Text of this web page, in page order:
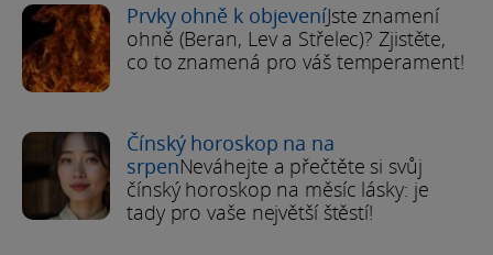
Prvky ohně k objeveníJste znamení
ohně (Beran, Lev a Střelec)? Zjistěte,
co to znamená pro váš temperament!
Čínský horoskop na na
srpenNeváhejte a přečtěte si svůj
čínský horoskop na měsíc lásky: je
tady pro vaše největší štěstí!